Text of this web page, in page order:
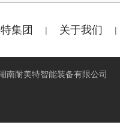
集团 | 关于我们 |
南耐美特智能装备有限公